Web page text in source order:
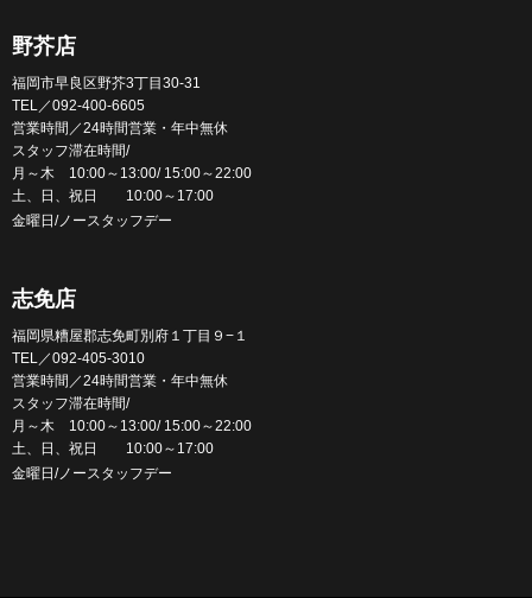
野芥店
福岡市早良区野芥3丁目30-31
TEL／092-400-6605
営業時間／24時間営業・年中無休
スタッフ滞在時間/
月～木 10:00～13:00/ 15:00～22:00
土、日、祝日 10:00～17:00
金曜日/ノースタッフデー
志免店
福岡県糟屋郡志免町別府１丁目９−１
TEL／092-405-3010
営業時間／24時間営業・年中無休
スタッフ滞在時間/
月～木 10:00～13:00/ 15:00～22:00
土、日、祝日 10:00～17:00
金曜日/ノースタッフデー